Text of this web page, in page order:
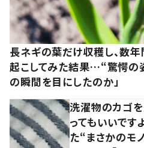
長ネギの葉だけ収穫し、数
起こしてみた結果…“驚愕の
の瞬間を目にしたのか」
洗濯物のカゴ
ってもいいです
た“まさかのモ